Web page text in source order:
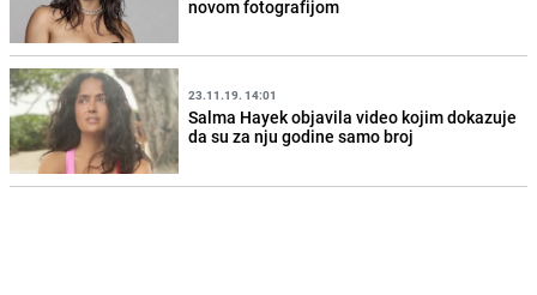
novom fotografijom
23.11.19. 14:01
Salma Hayek objavila video kojim dokazuje
da su za nju godine samo broj